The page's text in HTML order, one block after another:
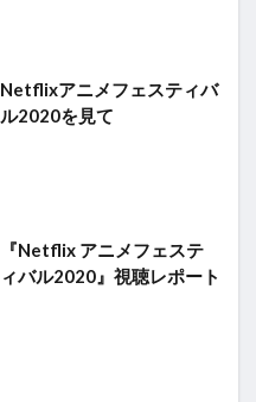
Netflixアニメフェスティバ
ル2020を見て
『Netflix アニメフェステ
ィバル2020』視聴レポート